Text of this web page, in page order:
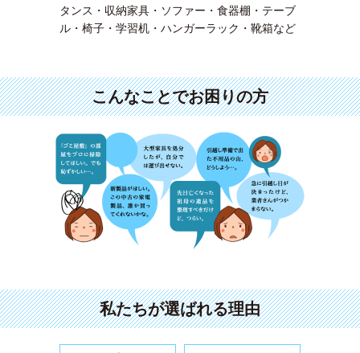
タンス・収納家具・ソファー・食器棚・テーブ
ル・椅子・学習机・ハンガーラック・靴箱など
こんなことでお困りの方
私たちが選ばれる理由